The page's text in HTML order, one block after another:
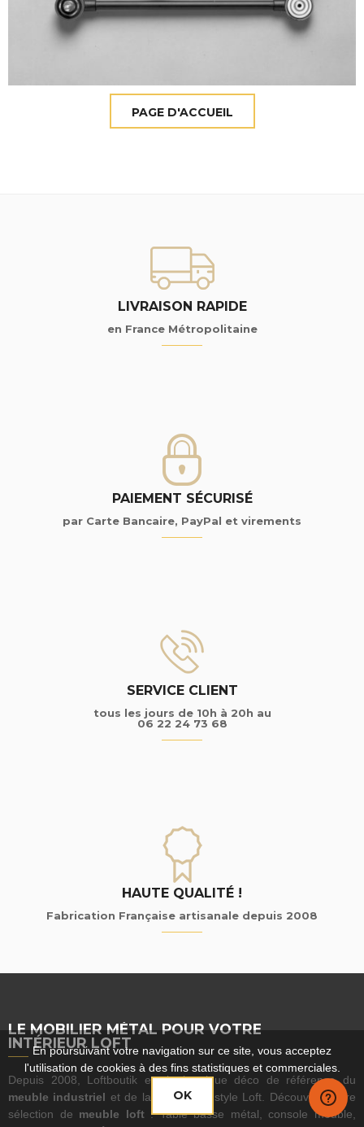
LIVRAISON RAPIDE
en France Métropolitaine
PAIEMENT SÉCURISÉ
par Carte Bancaire, PayPal et virements
SERVICE CLIENT
tous les jours de 10h à 20h au
06 22 24 73 68
HAUTE QUALITÉ !
Fabrication Française artisanale depuis 2008
LE MOBILIER MÉTAL POUR VOTRE
INTÉRIEUR LOFT
Depuis 2008, Loftboutik est la boutique déco de référence du
meuble industriel et de la décoration style Loft. Découvrez notre
sélection de meuble loft: Table basse métal, console meuble,
En poursuivant votre navigation sur ce site, vous acceptez
l'utilisation de cookies à des fins statistiques et commerciales.
OK